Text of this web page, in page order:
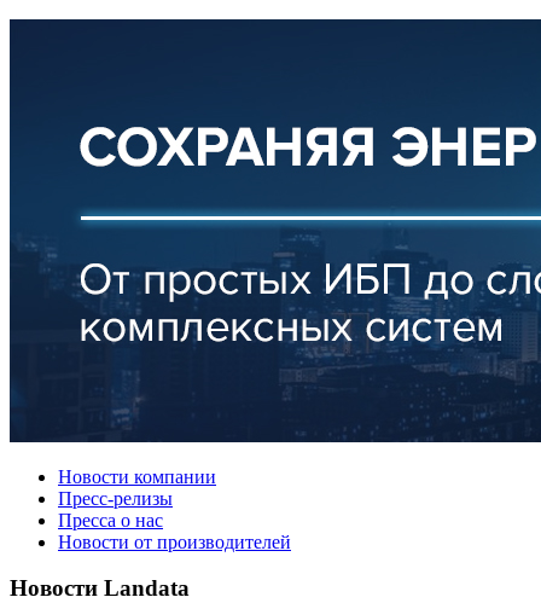
Новости компании
Пресс-релизы
Пресса о нас
Новости от производителей
Новости Landata